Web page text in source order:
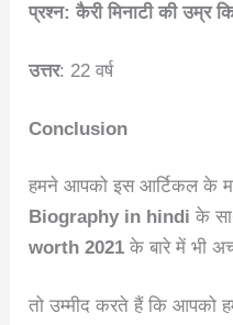
प्रश्न: कैरी मिनाटी की उम्र
उत्तर: 22 वर्ष
Conclusion
हमने आपको इस आर्टिकल के
Biography in hindi के
worth 2021 के बारे में भी
तो उम्मीद करते हैं कि आपको